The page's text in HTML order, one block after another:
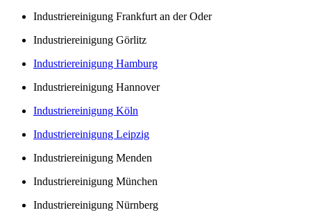
Industriereinigung Frankfurt an der Oder
Industriereinigung Görlitz
Industriereinigung Hamburg
Industriereinigung Hannover
Industriereinigung Köln
Industriereinigung Leipzig
Industriereinigung Menden
Industriereinigung München
Industriereinigung Nürnberg